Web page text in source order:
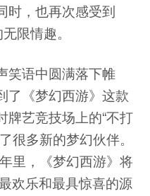
时，也再次感受到
限情趣。
语中圆满落下帷
了《梦幻西游》这款
牌艺竞技场上的“不打
很多新的梦幻伙伴。
里，《梦幻西游》将
欢乐和最具惊喜的源